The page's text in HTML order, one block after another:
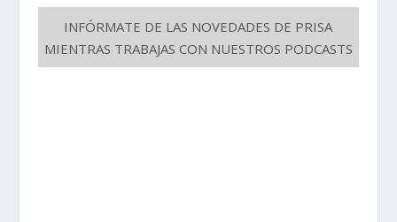
INFÓRMATE DE LAS NOVEDADES DE PRISA
MIENTRAS TRABAJAS CON NUESTROS PODCASTS